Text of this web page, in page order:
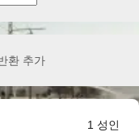
환 추가
1 성인